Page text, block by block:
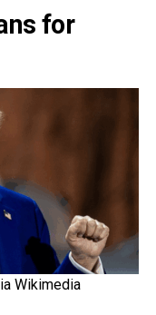
for
Wikimedia